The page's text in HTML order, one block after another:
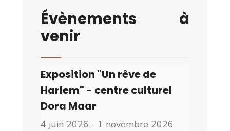
Évènements à
venir
Exposition "Un rêve de
Harlem" - centre culturel
Dora Maar
4 juin 2026 - 1 novembre 2026